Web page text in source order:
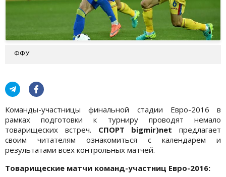
ФФУ
Команды-участницы финальной стадии Евро-2016 в
рамках подготовки к турниру проводят немало
товарищеских встреч. СПОРТ bigmir)net предлагает
своим читателям ознакомиться с календарем и
результатами всех контрольных матчей.
Товарищеские матчи команд-участниц Евро-2016: